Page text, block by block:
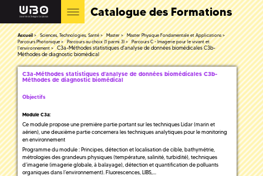
Catalogue des Formations
Accueil Sciences, Technologies, Santé Master
Master Physique Fondamentale et Applications
Parcours Photonique
Parcours au choix (1 parmi 3)
Parcours C - Imagerie pour le vivant et
l'environnement
C3a-Méthodes statistiques d'analyse de données biomédicales C3b-
Méthodes de diagnostic biomédical
C3a-Méthodes statistiques d'analyse de données biomédicales C3b-
Méthodes de diagnostic biomédical
Objectifs
Module C3a:
Ce module propose une première partie portant sur les techniques Lidar (marin et
aérien), une deuxième partie concernera les techniques analytiques pour le monitoring
en environnement
Programme du module : Principes, détection et localisation de cible, bathymétrie,
métrologies des grandeurs physiques (température, salinité, turbidité), techniques
d’imagerie (imagerie globale, à balayage), détection et quantification de polluants
organiques dans l’environnement). Fluorescences, LIBS,…